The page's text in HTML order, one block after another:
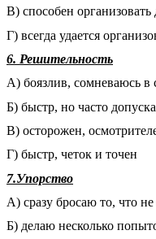
В) способен организовать
Г) всегда удается
6. Решительность
А) боязлив, сомневаюсь в
Б) быстр, но часто
В) осторожен,
Г) быстр, четок и точен
7.Упорство
А) сразу бросаю то, что не
Б) делаю несколько